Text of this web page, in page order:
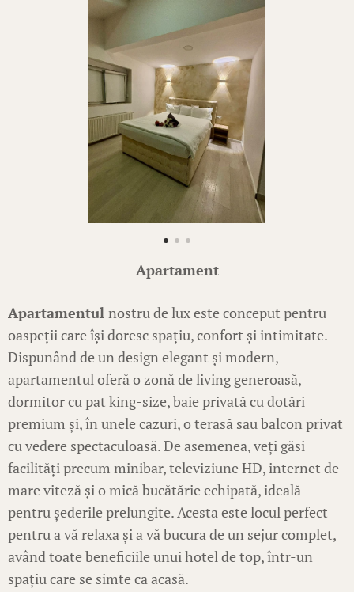
Apartament
Apartamentul nostru de lux este conceput pentru
oaspeții care își doresc spațiu, confort și intimitate.
Dispunând de un design elegant și modern,
apartamentul oferă o zonă de living generoasă,
dormitor cu pat king-size, baie privată cu dotări
premium și, în unele cazuri, o terasă sau balcon privat
cu vedere spectaculoasă. De asemenea, veți găsi
facilități precum minibar, televiziune HD, internet de
mare viteză și o mică bucătărie echipată, ideală
pentru șederile prelungite. Acesta este locul perfect
pentru a vă relaxa și a vă bucura de un sejur complet,
având toate beneficiile unui hotel de top, într-un
spațiu care se simte ca acasă.